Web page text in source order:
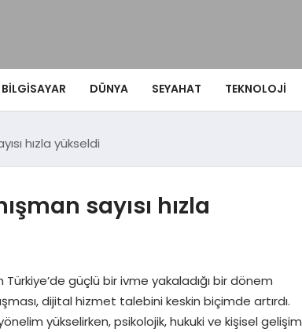
BILGISAYAR DÜNYA SEYAHAT TEKNOLOJI
hızla yükseldi
sayısı hızla
Türkiye’de güçlü bir ivme yakaladığı bir dönem
dijital hizmet talebini keskin biçimde artırdı.
yükselirken, psikolojik, hukuki ve kişisel gelişim